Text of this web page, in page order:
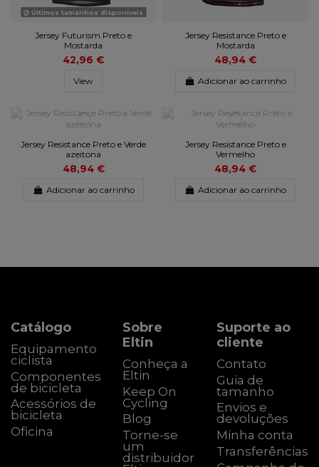
Últimos tamanhos disponíveis
Jersey Futurism Preto e
Mostarda
42,96 €
View
Jersey Resistance Preto e
Mostarda
48,94 €
Adicionar ao carrinho
Jersey Resistance Preto e Verde
azeitona
48,94 €
Adicionar ao carrinho
Jersey Resistance Preto e
Vermelho
48,94 €
Adicionar ao carrinho
Catálogo
Equipamento
ciclista
Componentes
de bicicleta
Acessórios de
bicicleta
Oficina
Sobre
Eltin
Conheça a
Eltin
Keep On
Cycling
Blog
Torne-se
um
distribuidor
Suporte ao
cliente
Contato
Guia de
tamanho
Envios e
devoluções
Minha conta
Transferências